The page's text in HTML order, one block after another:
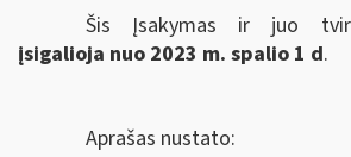
Šis Įsakymas ir juo
įsigalioja nuo 2023 m. spalio 1 d.
Aprašas nustato: